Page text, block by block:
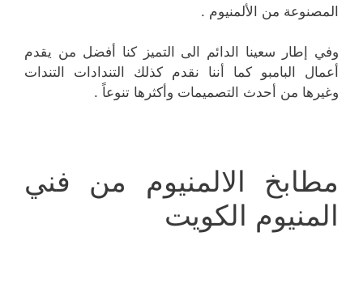
المصنوعة من الألمنيوم .
وفي إطار سعينا الدائم الى التميز كنا أفضل من يقدم
أعمال البامبو كما أننا نقدم كذلك التندادات التندات
وغيرها من أحدث التصميمات وأكثرها تنوعاً .
مطابخ الالمنيوم من فني
المنيوم الكويت